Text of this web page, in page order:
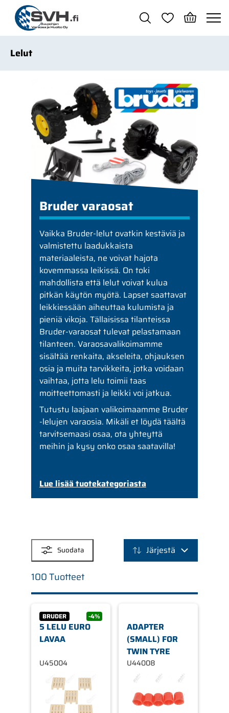
Siirry pääsisältöön
Lelut
Bruder varaosat
Vaikka Bruder-lelut ovatkin kestäviä ja
valmistettu laadukkaista
materiaaleista, ne voivat hajota
kovemmassa leikissä. On toki
mahdollista että lelut voivat kulua
pitkän käytön myötä. Lapset saattavat
leikkiessään aiheuttaa kulumista ja
pieniä vikoja. Tällaisissa tilanteissa
Bruder-varaosat tulevat pelastamaan
tilanteen. Varaosavalikoimamme
sisältää renkaita, akseleita, ohjauksen
osia ja muita tarvikkeita, jotka voidaan
vaihtaa, jotta lelu toimii taas
moitteettomasti ja leikki voi jatkua.
Tutustu laajaan valikoimaamme Bruder
-lelujen varaosia. Mikäli et löydä täältä
tarvitsemaasi osaa, ota yhteyttä
meihin ja kysy onko osaa saatavilla!
Lue lisää tuotekategoriasta
Suodata Järjestä
100 Tuotteet
BRUDER -4%
5 LELU EURO
LAVAA
U45004
ADAPTER
(SMALL) FOR
TWIN TYRE
U44008